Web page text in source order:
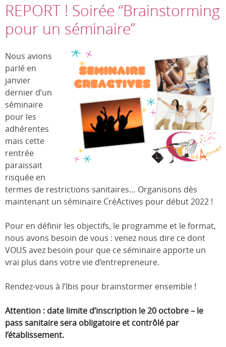
REPORT ! Soirée “Brainstorming
pour un séminaire”
Nous avions
parlé en
janvier
dernier d’un
séminaire
pour les
adhérentes
mais cette
rentrée
paraissait
risquée en
termes de restrictions sanitaires… Organisons dès
maintenant un séminaire CréActives pour début 2022 !
Pour en définir les objectifs, le programme et le format,
nous avons besoin de vous : venez nous dire ce dont
VOUS avez besoin pour que ce séminaire apporte un
vrai plus dans votre vie d’entrepreneure.
Rendez-vous à l’Ibis pour brainstormer ensemble !
Attention : date limite d’inscription le 20 octobre – le
pass sanitaire sera obligatoire et contrôlé par
l’établissement.